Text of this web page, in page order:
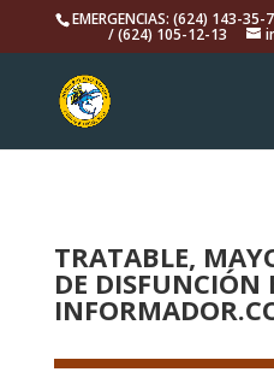
EMERGENCIAS: (624) 143-
/ (624) 105-12-13
TRATABLE,
DE DISFUNCIÓN